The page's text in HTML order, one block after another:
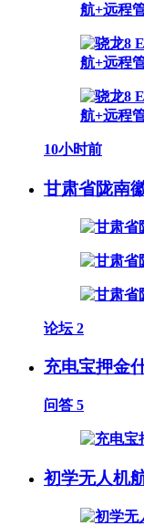
10小时前
甘肃省陇南
论坛 2
充电宝押金
问答 5
初学无人机